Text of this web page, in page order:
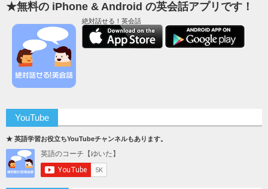
★無料の iPhone & Android の英会話アプリです！
絶対話せる！英会話
YouTube
★ 英語学習お役立ちYouTubeチャンネルもあります。